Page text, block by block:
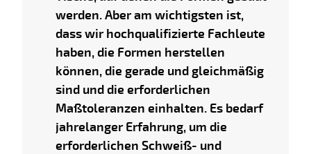
werden. Aber am wichtigsten ist,
dass wir hochqualifizierte Fachleute
haben, die Formen herstellen
können, die gerade und gleichmäßig
sind und die erforderlichen
Maßtoleranzen einhalten. Es bedarf
jahrelanger Erfahrung, um die
erforderlichen Schweiß- und